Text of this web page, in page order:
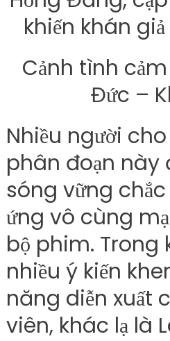
Cảnh tình
Đức –
Nhiều người
phân đoạn này
sóng vững chắc
ứng vô cùng
bộ phim. Trong
nhiều ý kiến
năng diễn xuất
viên, khác lạ là